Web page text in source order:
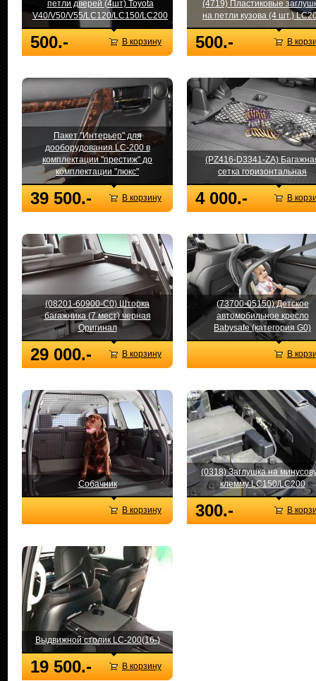
петли дверей (4шт) Toyota
V40/V50/V55/LC120/LC150/LC200
500.- В корзину
(4719) Пластиковые
на петли кузова (4 шт.)
500.- В
Пакет "Интерьер" для
дооборудования LC-200 в
комплектации "престиж" до
комплектации "люкс"
39 500.- В корзину
(PZ416-D3341-ZA)
сетка горизонтальная
4 000.- В
(08201-60900-C0) Шторка
багажника (7 мест) черная
Оригинал
29 000.- В корзину
(73700-05150) Детское
автомобильное кресло
Babysafe (категория G0)
В
Собачник
В корзину
(0318) Заглушка на
клемму LC150/LC200
300.- В
Выдвижной столик LC-200(16-)
19 500.- В корзину